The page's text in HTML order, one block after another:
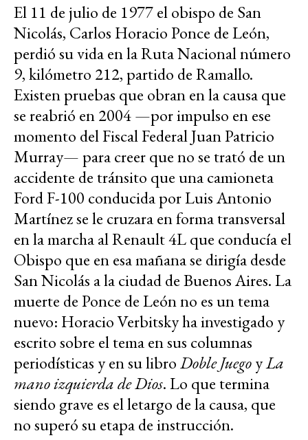
El 11 de julio de 1977 el obispo de San
Nicolás, Carlos Horacio Ponce de León,
perdió su vida en la Ruta Nacional número
9, kilómetro 212, partido de Ramallo.
Existen pruebas que obran en la causa que
se reabrió en 2004 —por impulso en ese
momento del Fiscal Federal Juan Patricio
Murray— para creer que no se trató de un
accidente de tránsito que una camioneta
Ford F-100 conducida por Luis Antonio
Martínez se le cruzara en forma transversal
en la marcha al Renault 4L que conducía el
Obispo que en esa mañana se dirigía desde
San Nicolás a la ciudad de Buenos Aires. La
muerte de Ponce de León no es un tema
nuevo: Horacio Verbitsky ha investigado y
escrito sobre el tema en sus columnas
periodísticas y en su libroDoble JuegoyLa
mano izquierda de Dios. Lo que termina
siendo grave es el letargo de la causa, que
no superó su etapa de instrucción.